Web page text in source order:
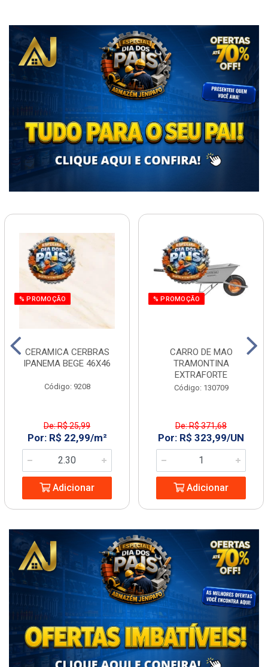
% PROMOÇÃO
CERAMICA CERBRAS
IPANEMA BEGE 46X46
Código: 9208
De: R$ 25,99
Por: R$ 22,99/m²
Adicionar
% PROMOÇÃO
CARRO DE MAO
TRAMONTINA
EXTRAFORTE
Código: 130709
De: R$ 371,68
Por: R$ 323,99/UN
Adicionar